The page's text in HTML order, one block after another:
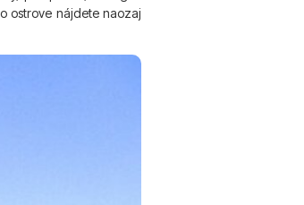
ostrove nájdete naozaj